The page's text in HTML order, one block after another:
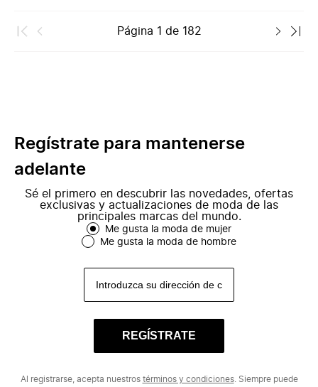
Página 1 de 182
Regístrate para mantenerse
adelante
Sé el primero en descubrir las novedades, ofertas
exclusivas y actualizaciones de moda de las
principales marcas del mundo.
Me gusta la moda de mujer
Me gusta la moda de hombre
REGÍSTRATE
Al registrarse, acepta nuestros términos y condiciones. Siempre puede